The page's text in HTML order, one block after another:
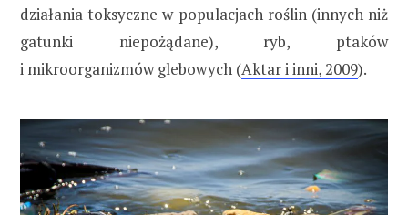
działania toksyczne w populacjach roślin (innych niż
gatunki niepożądane), ryb, ptaków
i mikroorganizmów glebowych (Aktar i inni, 2009).